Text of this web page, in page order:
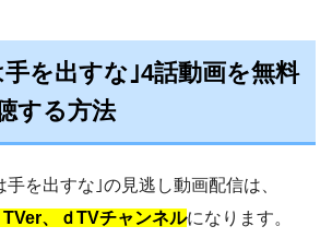
手を出すな｣4話動画を無料
する方法
手を出すな｣の見逃し動画配信は、
、ｄTVチャンネルになります。